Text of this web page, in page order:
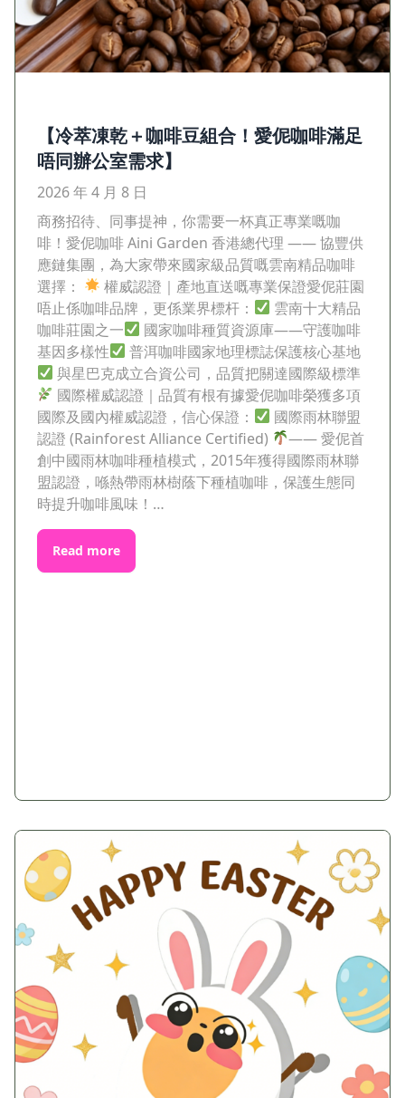
【冷萃凍乾＋咖啡豆組合！愛伲咖啡滿足
唔同辦公室需求】
2026 年 4 月 8 日
商務招待、同事提神，你需要一杯真正專業嘅咖
啡！愛伲咖啡 Aini Garden 香港總代理 —— 協豐供
應鏈集團，為大家帶來國家級品質嘅雲南精品咖啡
選擇：
權威認證｜產地直送嘅專業保證愛伲莊園
唔止係咖啡品牌，更係業界標杆：
雲南十大精品
咖啡莊園之一
國家咖啡種質資源庫——守護咖啡
基因多樣性
普洱咖啡國家地理標誌保護核心基地
與星巴克成立合資公司，品質把關達國際級標準
國際權威認證｜品質有根有據愛伲咖啡榮獲多項
國際及國內權威認證，信心保證：
國際雨林聯盟
認證 (Rainforest Alliance Certified)
—— 愛伲首
創中國雨林咖啡種植模式，2015年獲得國際雨林聯
盟認證，喺熱帶雨林樹蔭下種植咖啡，保護生態同
時提升咖啡風味！…
Read more